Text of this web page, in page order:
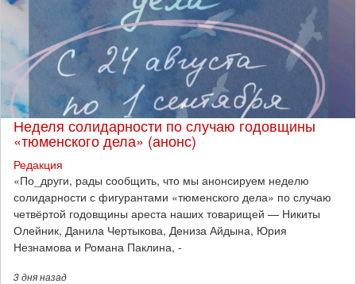
Неделя солидарности по случаю годовщины
«тюменского дела» (анонс)
Редакция
​«По_други, рады сообщить, что мы анонсируем неделю
солидарности с фигурантами «тюменского дела» по случаю
четвёртой годовщины ареста наших товарищей — Никиты
Олейник, Данила Чертыкова, Дениза Айдына, Юрия
Незнамова и Романа Паклина, -
3 дняназад